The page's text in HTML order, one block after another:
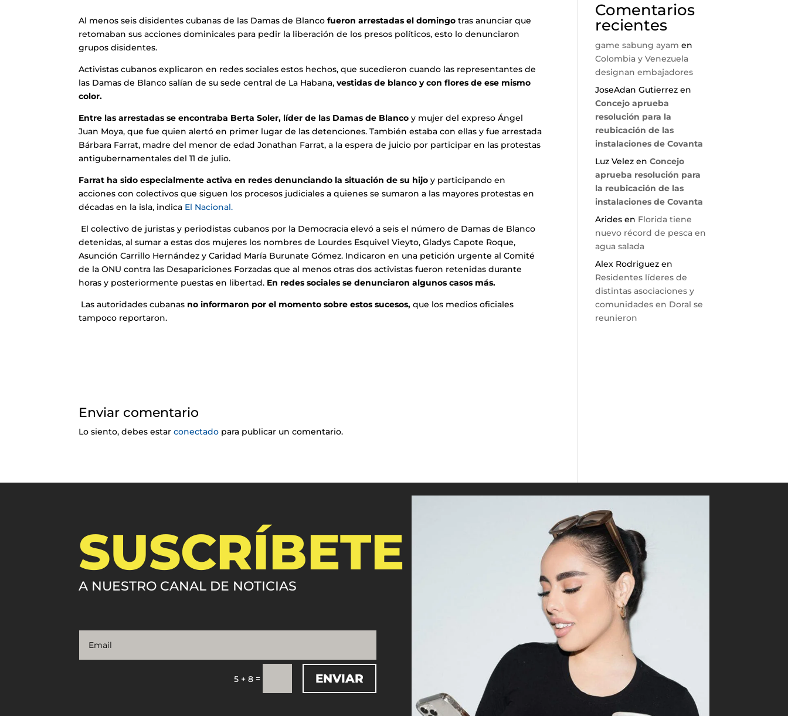
Al menos seis disidentes cubanas de las Damas de Blanco fueron arrestadas el domingo tras anunciar que
retomaban sus acciones dominicales para pedir la liberación de los presos políticos, esto lo denunciaron
grupos disidentes.
Activistas cubanos explicaron en redes sociales estos hechos, que sucedieron cuando las representantes de
las Damas de Blanco salían de su sede central de La Habana,vestidas de blanco y con flores de ese mismo
color.
Entre las arrestadas se encontraba Berta Soler, líder de las Damas de Blanco y mujer del expreso Ángel
Juan Moya, que fue quien alertó en primer lugar de las detenciones. También estaba con ellas y fue arrestada
Bárbara Farrat, madre del menor de edad Jonathan Farrat, a la espera de juicio por participar en las protestas
antigubernamentales del 11 de julio.
Farrat ha sido especialmente activa en redes denunciando la situación de su hijo y participando en
acciones con colectivos que siguen los procesos judiciales a quienes se sumaron a las mayores protestas en
décadas en la isla, indica El Nacional.
El colectivo de juristas y periodistas cubanos por la Democracia elevó a seis el número de Damas de Blanco
detenidas, al sumar a estas dos mujeres los nombres de Lourdes Esquivel Vieyto, Gladys Capote Roque,
Asunción Carrillo Hernández y Caridad María Burunate Gómez. Indicaron en una petición urgente al Comité
de la ONU contra las Desapariciones Forzadas que al menos otras dos activistas fueron retenidas durante
horas y posteriormente puestas en libertad. En redes sociales se denunciaron algunos casos más.
Las autoridades cubanas no informaron por el momento sobre estos sucesos, que los medios oficiales
tampoco reportaron.
Enviar comentario
Lo siento, debes estarconectado para publicar un comentario.
Comentarios
recientes
game sabung ayam en
Colombia y Venezuela
designan embajadores
JoseAdan Gutierrez en
Concejo aprueba
resolución para la
reubicación de las
instalaciones de Covanta
Luz Velez enConcejo
aprueba resolución para
la reubicación de las
instalaciones de Covanta
Arides en Florida tiene
nuevo récord de pesca en
agua salada
Alex Rodriguez en
Residentes líderes de
distintas asociaciones y
comunidades en Doral se
reunieron
SUSCRÍBETE
A NUESTRO CANAL DE NOTICIAS
5 + 8 = ENVIAR